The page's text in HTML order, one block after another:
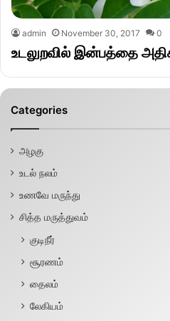
admin November 30, 2017 0
உடலுறவில் இன்பத்தை
Categories
அழகு
உடல் நலம்
உணவே மருந்து
சித்த மருத்துவம்
குடிநீர்
சூரணம்
தைலம்
லேகியம்